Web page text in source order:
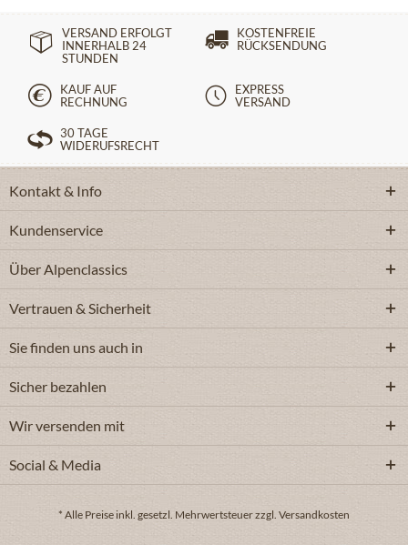
VERSAND ERFOLGT
INNERHALB 24
STUNDEN
KOSTENFREIE
RÜCKSENDUNG
KAUF AUF
RECHNUNG
EXPRESS
VERSAND
30 TAGE
WIDERUFSRECHT
Kontakt & Info
Kundenservice
Über Alpenclassics
Vertrauen & Sicherheit
Sie finden uns auch in
Sicher bezahlen
Wir versenden mit
Social & Media
* Alle Preise inkl. gesetzl. Mehrwertsteuer zzgl. Versandkosten